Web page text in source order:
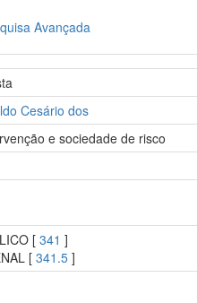
Avançada
Cesário dos
e sociedade de risco
[341 ]
[341.5 ]